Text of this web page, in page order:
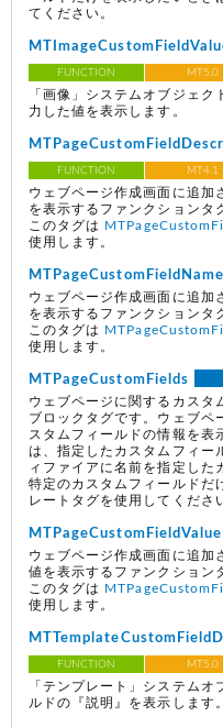
てください。
FUNCTION MT5.0
「画像」システムオブジェ
力した値を表示します。
FUNCTION MT4.1
ウェブページ作成画面に追加
を表示するファンクションタ
このタグは
使用します。
MTPageCustomFieldName
ウェブページ作成画面に追加
を表示するファンクションタ
このタグは
使用します。
MTPageCustomFields
ウェブページに関するカスタ
ブロックタグです。ウェブペ
スタムフィールドの情報を
は、指定したカスタムフィー
ィファイアに名前を指定した
特定のカスタムフィールドだ
レートタグを使用してくださ
MTPageCustomFieldValue
ウェブページ作成画面に追加
値を表示するファンクション
このタグは
使用します。
FUNCTION MT5.0
「テンプレート」システム
ルドの『説明』を表示します。